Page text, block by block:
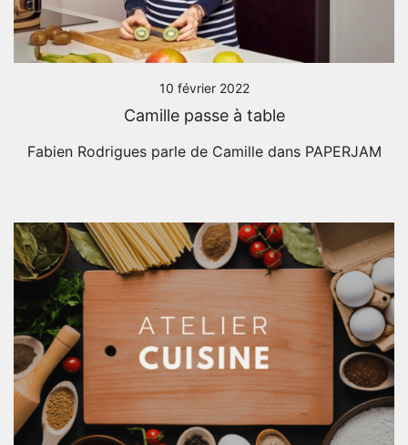
10 février 2022
Camille passe à table
Fabien Rodrigues parle de Camille dans PAPERJAM